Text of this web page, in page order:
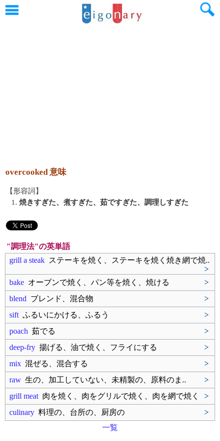
overcooked 意味
【形容詞】
1. 焼きすぎた、煮すぎた、茹ですぎた、調理しすぎた
"調理法"の英単語
grill a steak ステーキを焼く、ステーキを焼く焼き網で焼..
>
bake オーブンで焼く、パン等を焼く、焼ける
>
blend ブレンド、混合物
>
sift ふるいにかける、ふるう
>
poach 茹でる
>
deep-fry 揚げる、油で焼く、フライにする
>
mix 混ぜる、混合する
>
raw 生の、加工していない、未精製の、原料のま..
>
grill meat 肉を焼く、肉をグリルで焼く、肉を網で焼く
>
culinary 料理の、台所の、厨房の
>
一覧